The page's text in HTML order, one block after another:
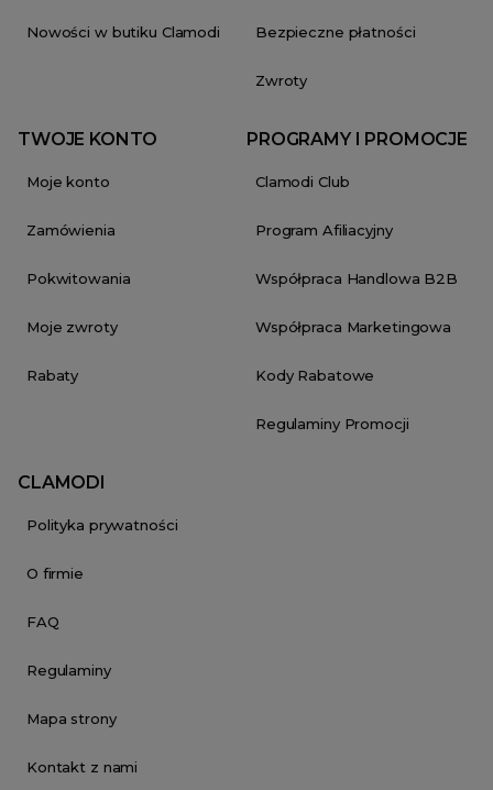
Nowości w butiku Clamodi Bezpieczne płatności
Zwroty
TWOJE KONTO
Moje konto
Zamówienia
Pokwitowania
Moje zwroty
Rabaty
PROGRAMY I PROMOCJE
Clamodi Club
Program Afiliacyjny
Współpraca Handlowa B2B
Współpraca Marketingowa
Kody Rabatowe
Regulaminy Promocji
CLAMODI
Polityka prywatności
O firmie
FAQ
Regulaminy
Mapa strony
Kontakt z nami